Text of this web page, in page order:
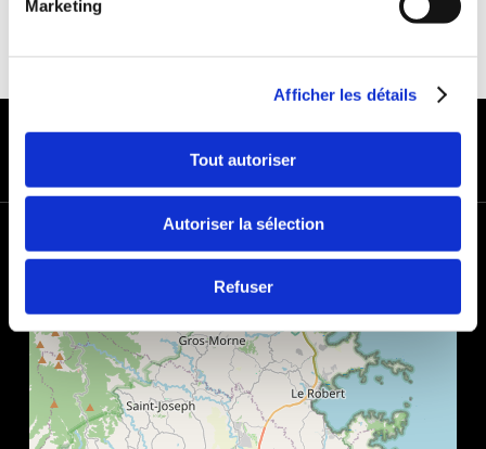
Marketing
Afficher les détails
Tout autoriser
Autoriser la sélection
Refuser